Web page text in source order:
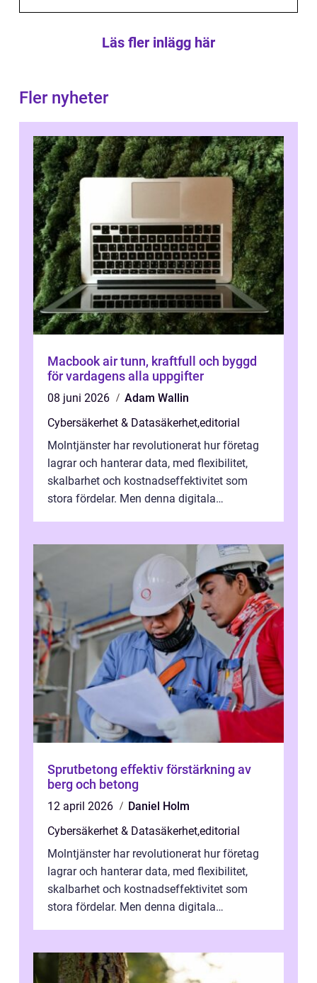
Läs fler inlägg här
Fler nyheter
Macbook air tunn, kraftfull och byggd
för vardagens alla uppgifter
08 juni 2026
Adam Wallin
Cybersäkerhet & Datasäkerhet,editorial
Molntjänster har revolutionerat hur företag
lagrar och hanterar data, med flexibilitet,
skalbarhet och kostnadseffektivitet som
stora fördelar. Men denna digitala
Sprutbetong effektiv förstärkning av
berg och betong
12 april 2026
Daniel Holm
Cybersäkerhet & Datasäkerhet,editorial
Molntjänster har revolutionerat hur företag
lagrar och hanterar data, med flexibilitet,
skalbarhet och kostnadseffektivitet som
stora fördelar. Men denna digitala